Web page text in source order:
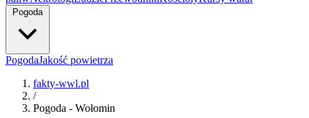
Pogoda
PogodaJakość powietrza
fakty-wwl.pl
/
Pogoda - Wołomin